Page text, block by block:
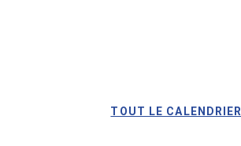
TOUT LE CALENDRIER